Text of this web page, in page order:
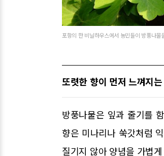
포항의 한 비닐하우스에서 농민들이 방풍나물
또렷한 향이 먼저 느껴지
방풍나물은 잎과 줄기를
향은 미나리나 쑥갓처럼
질기지 않아 양념을 가볍